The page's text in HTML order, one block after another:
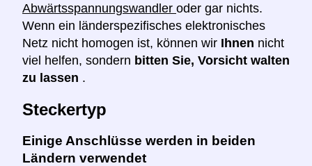
Abwärtsspannungswandler oder gar nichts.
Wenn ein länderspezifisches elektronisches
Netz nicht homogen ist, können wir Ihnen nicht
viel helfen, sondern bitten Sie, Vorsicht walten
zu lassen .
Steckertyp
Einige Anschlüsse werden in beiden
Ländern verwendet